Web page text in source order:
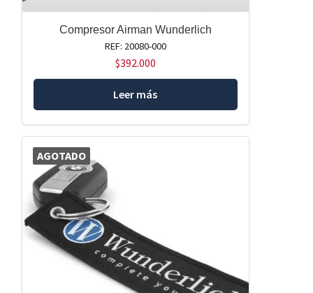
Compresor Airman Wunderlich
REF: 20080-000
$392.000
Leer más
AGOTADO